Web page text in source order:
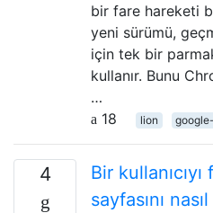
bir fare hareketi
yeni sürümü,
için tek bir
kullanır. Bunu
…
18
lion
4
Bir
sayfasını